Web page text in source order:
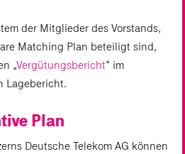
der Mitglieder des Vorstands,
Matching Plan beteiligt sind,
„Vergütungsbericht“ im
Lagebericht.
Plan
Deutsche Telekom AG können